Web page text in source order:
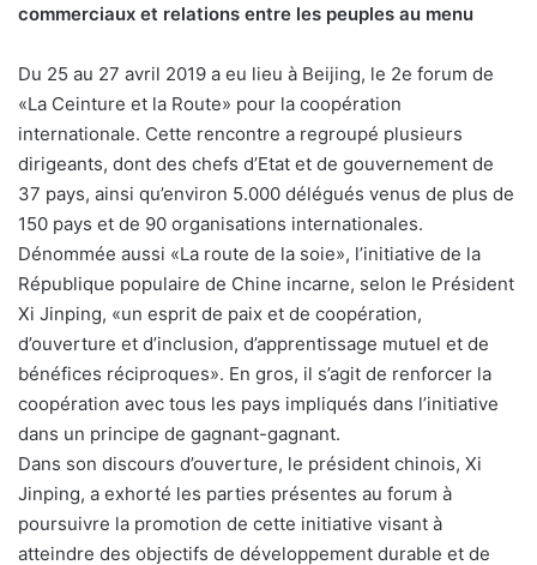
commerciaux et relations entre les peuples au menu
Du 25 au 27 avril 2019 a eu lieu à Beijing, le 2e forum de
«La Ceinture et la Route» pour la coopération
internationale. Cette rencontre a regroupé plusieurs
dirigeants, dont des chefs d’Etat et de gouvernement de
37 pays, ainsi qu’environ 5.000 délégués venus de plus de
150 pays et de 90 organisations internationales.
Dénommée aussi «La route de la soie», l’initiative de la
République populaire de Chine incarne, selon le Président
Xi Jinping, «un esprit de paix et de coopération,
d’ouverture et d’inclusion, d’apprentissage mutuel et de
bénéfices réciproques». En gros, il s’agit de renforcer la
coopération avec tous les pays impliqués dans l’initiative
dans un principe de gagnant-gagnant.
Dans son discours d’ouverture, le président chinois, Xi
Jinping, a exhorté les parties présentes au forum à
poursuivre la promotion de cette initiative visant à
atteindre des objectifs de développement durable et de